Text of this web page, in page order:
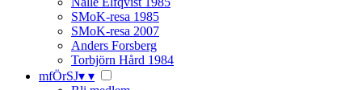
SMoK-resa 1985
SMoK-resa 2007
Anders Forsberg
Torbjörn Hård 1984
mfÖrSJ▾ ▾